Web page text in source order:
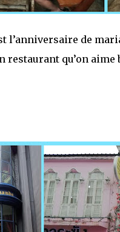
l’anniversaire de
restaurant qu’on aime